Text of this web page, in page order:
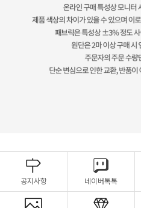
공지사항 네이버톡톡